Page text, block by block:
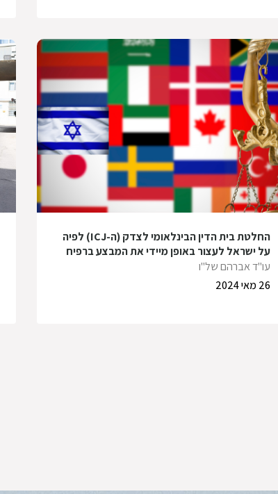
החלטת בית הדין הבינלאומי לצדק (ה-ICJ) לפיה
על ישראל לעצור באופן מיידי את המבצע ברפיח
חושפת את הריקבון המוסרי שפשה במוסדות
הבינלאומיים
עו"ד אברהם של"ו
26 מאי 2024